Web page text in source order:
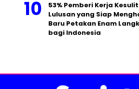
53% Pemberi Kerja
Lulusan yang Siap
Baru Petakan Enam
bagi Indonesia